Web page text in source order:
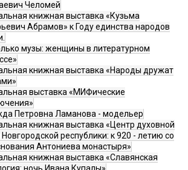
Челомей
книжная выставка «Кузьма
Абрамов» к Году единства народов
музы: женщины в литературном
книжная выставка «Народы дружат
выставка «МИФические
Петровна Ламанова - модельер
книжная выставка «Центр духовной
республики: к 920 - летию со
Антониева монастыря»
книжная выставка «Славянская